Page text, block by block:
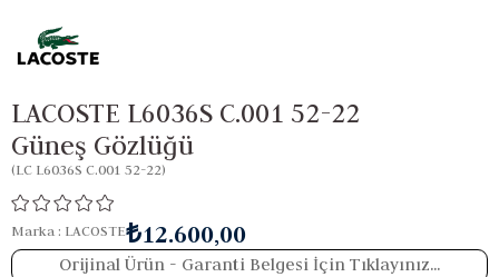
LACOSTE L6036S C.001 52-22
Güneş Gözlüğü
(LC L6036S C.001 52-22)
Marka : LACOSTE₺12.600,00
Orijinal Ürün - Garanti Belgesi İçin Tıklayınız...